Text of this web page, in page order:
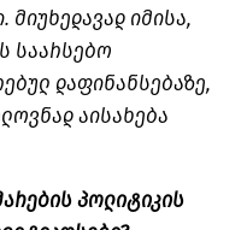
იმისა,
საარსებო
დაფინანსებაზე,
აისახება
პოლიტიკის